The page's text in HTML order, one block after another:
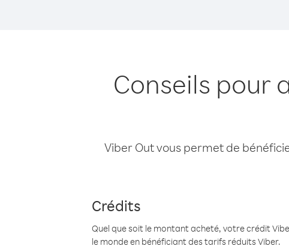
Conseils pour
Viber Out vous permet de
Crédits
Quel que soit le montant acheté, votre crédit
le monde en bénéficiant des tarifs réduits Viber.